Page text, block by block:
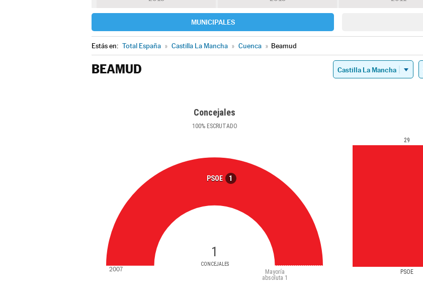
MUNICIPALES
Estás en: Total España » Castilla La Mancha » Cuenca » Beamud
BEAMUD
Concejales
100%ESCRUTADO
PSOE 1
1
CONCEJALES
Mayoría
absoluta 1
2007 PSOE
29